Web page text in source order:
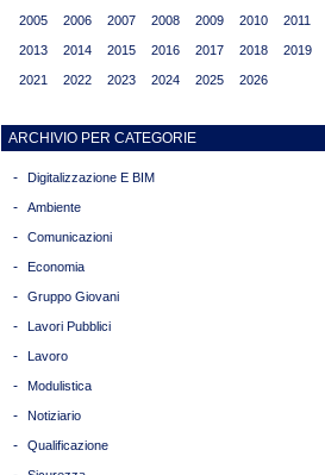
2005 2006 2007 2008 2009 2010 2011
2013 2014 2015 2016 2017 2018 2019
2021 2022 2023 2024 2025 2026
ARCHIVIO PER CATEGORIE
- Digitalizzazione E BIM
- Ambiente
- Comunicazioni
- Economia
- Gruppo Giovani
- Lavori Pubblici
- Lavoro
- Modulistica
- Notiziario
- Qualificazione